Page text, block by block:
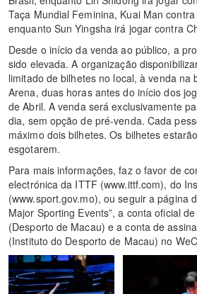
Taça Mundial Feminina, Kuai Man
enquanto Sun Yingsha irá jogar contra
Desde o início da venda ao público, a
sido elevada. A organização
limitado de bilhetes no local, à venda na
Arena, duas horas antes do início dos
de Abril. A venda será exclusivamente
dia, sem opção de pré-venda. Cada
máximo dois bilhetes. Os bilhetes
esgotarem.
Para mais informações, faz o favor de
electrónica da ITTF (www.ittf.com), do
(www.sport.gov.mo), ou seguir a página
Major Sporting Events”, a conta oficial de
(Desporto de Macau) e a conta de
(Instituto do Desporto de Macau) no